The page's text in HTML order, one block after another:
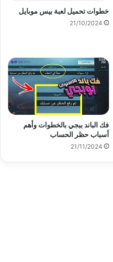
خطوات تحميل لعبة بيس موبايل
21/10/2024
فك الباند ببجي بالخطوات وأهم
أسباب حظر الحساب
21/11/2024